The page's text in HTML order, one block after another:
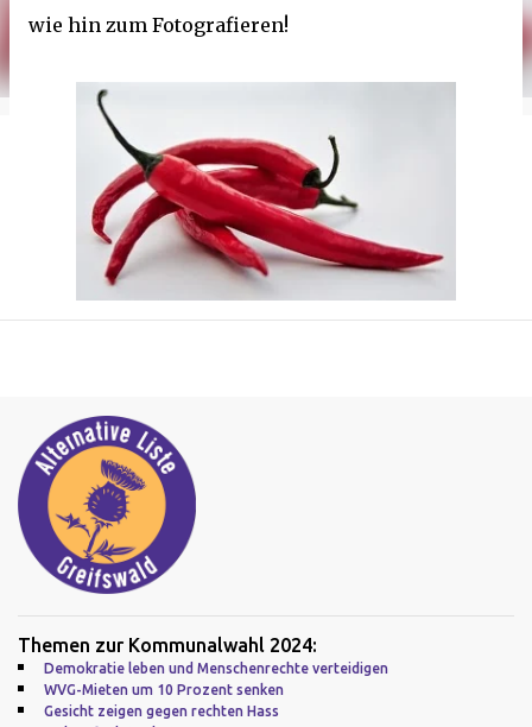
wie hin zum Fotografieren!
Themen zur Kommunalwahl 2024:
Demokratie leben und Menschenrechte verteidigen
WVG-Mieten um 10 Prozent senken
Gesicht zeigen gegen rechten Hass